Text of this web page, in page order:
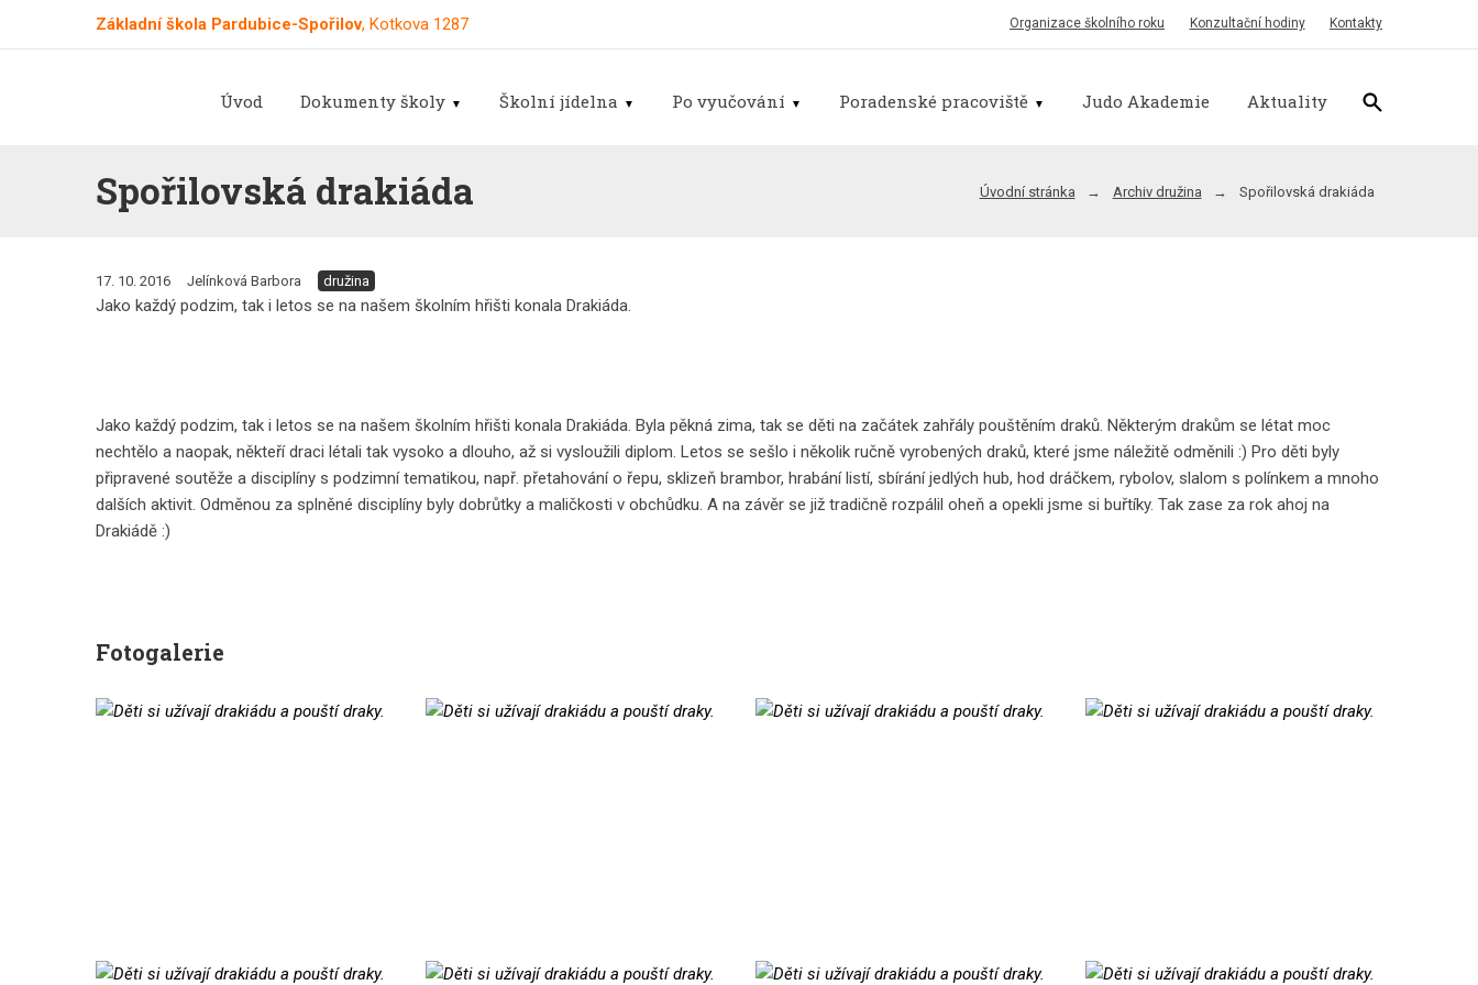
Organizace školního roku Konzultační hodiny Kontakty
Základní škola Pardubice-Spořilov, Kotkova 1287
Úvod Dokumenty školy Školní jídelna Po vyučování Poradenské pracoviště Judo Akademie Aktuality
Spořilovská drakiáda Úvodní stránka Archiv družina Spořilovská drakiáda
17. 10. 2016 Jelínková Barbora družina
Jako každý podzim, tak i letos se na našem školním hřišti konala Drakiáda.
Jako každý podzim, tak i letos se na našem školním hřišti konala Drakiáda. Byla pěkná zima, tak se děti na začátek zahřály pouštěním draků. Některým drakům se létat moc
nechtělo a naopak, někteří draci létali tak vysoko a dlouho, až si vysloužili diplom. Letos se sešlo i několik ručně vyrobených draků, které jsme náležitě odměnili :) Pro děti byly
připravené soutěže a disciplíny s podzimní tematikou, např. přetahování o řepu, sklizeň brambor, hrabání listí, sbírání jedlých hub, hod dráčkem, rybolov, slalom s polínkem a mnoho
dalších aktivit. Odměnou za splněné disciplíny byly dobrůtky a maličkosti v obchůdku. A na závěr se již tradičně rozpálil oheň a opekli jsme si buřtíky. Tak zase za rok ahoj na
Drakiádě :)
Fotogalerie